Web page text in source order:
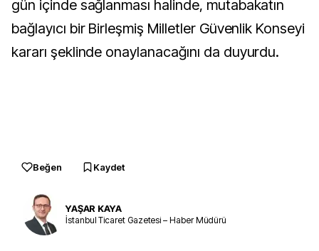
gün içinde sağlanması halinde, mutabakatın
bağlayıcı bir Birleşmiş Milletler Güvenlik Konseyi
kararı şeklinde onaylanacağını da duyurdu.
Beğen Kaydet
YAŞAR KAYA
İstanbul Ticaret Gazetesi – Haber Müdürü